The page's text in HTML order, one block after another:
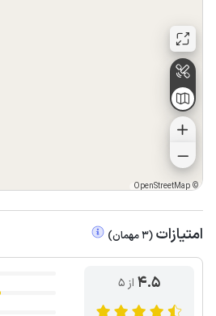
©
OpenStreetMap
امتیازات (
3مهمان)
4.5 از ۵